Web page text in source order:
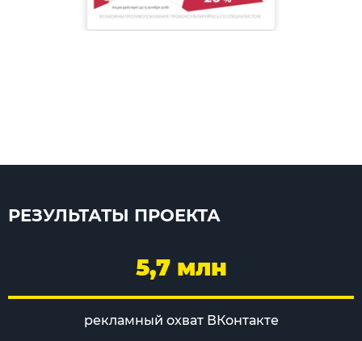
РЕЗУЛЬТАТЫ ПРОЕКТА
5,7 млн
рекламный охват ВКонтакте